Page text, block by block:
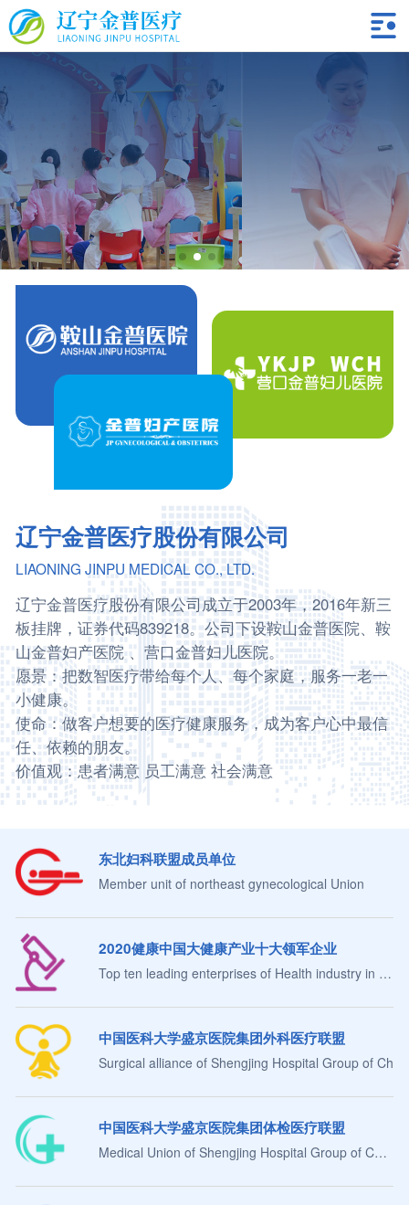
辽宁金普医疗股份有限公司
LIAONING JINPU MEDICAL CO., LTD.
辽宁金普医疗股份有限公司成立于2003年，2016年新三
板挂牌，证券代码839218。公司下设鞍山金普医院、鞍
山金普妇产医院 、营口金普妇儿医院。
愿景：把数智医疗带给每个人、每个家庭，服务一老一
小健康。
使命：做客户想要的医疗健康服务，成为客户心中最信
任、依赖的朋友。
价值观：患者满意 员工满意 社会满意
东北妇科联盟成员单位
Member unit of northeast gynecological Union
2020健康中国大健康产业十大领军企业
Top ten leading enterprises of Health industry in China
中国医科大学盛京医院集团外科医疗联盟
Surgical alliance of Shengjing Hospital Group of
中国医科大学盛京医院集团体检医疗联盟
Medical Union of Shengjing Hospital Group of China Medical University